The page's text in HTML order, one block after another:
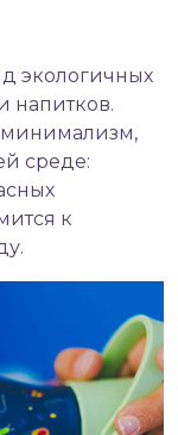
экологичных
напитков.
среде:
к